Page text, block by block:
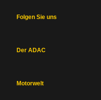
Folgen Sie uns
Der ADAC
Motorwelt